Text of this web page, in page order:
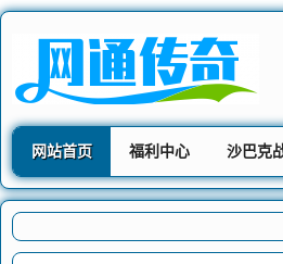
网站首页 福利中心 沙巴克